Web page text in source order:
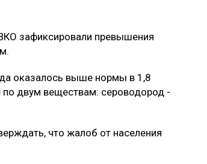
зафиксировали превышения
оказалось выше нормы в 1,8
по двум веществам: сероводород -
что жалоб от населения